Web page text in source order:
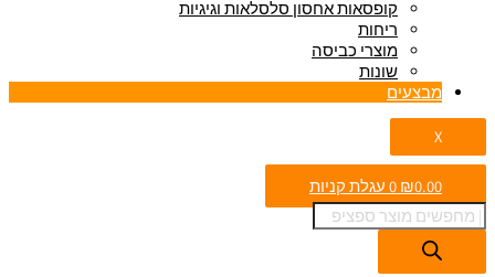
קופסאות אחסון סלסלאות וגיגיות
ריחות
מוצרי כביסה
שונות
מבצעים
X
₪0.00
0 עגלת קניות